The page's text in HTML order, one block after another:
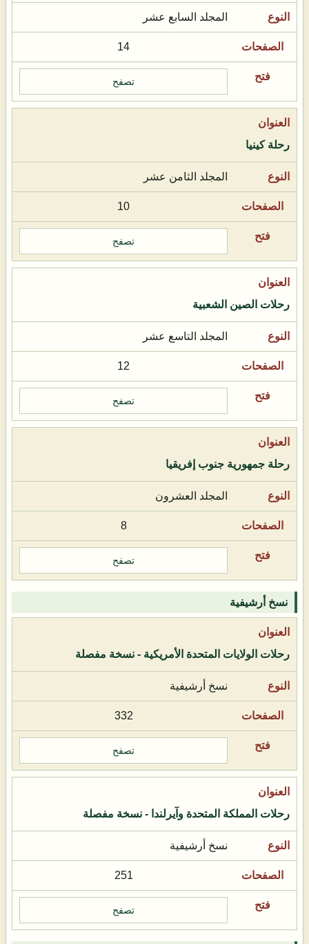
المجلد السابع عشر
14
تصفح
رحلة كينيا
المجلد الثامن عشر
10
تصفح
رحلات الصين الشعبية
المجلد التاسع عشر
12
تصفح
رحلة جمهورية جنوب إفريقيا
المجلد العشرون
8
تصفح
نسخ أرشيفية
رحلات الولايات المتحدة الأمريكية - نسخة مفصلة
نسخ أرشيفية
332
تصفح
رحلات المملكة المتحدة وآيرلندا - نسخة مفصلة
نسخ أرشيفية
251
تصفح